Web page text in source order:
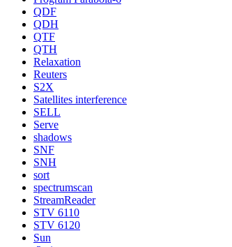
QDF
QDH
QTF
QTH
Relaxation
Reuters
S2X
Satellites interference
SELL
Serve
shadows
SNF
SNH
sort
spectrumscan
StreamReader
STV 6110
STV 6120
Sun